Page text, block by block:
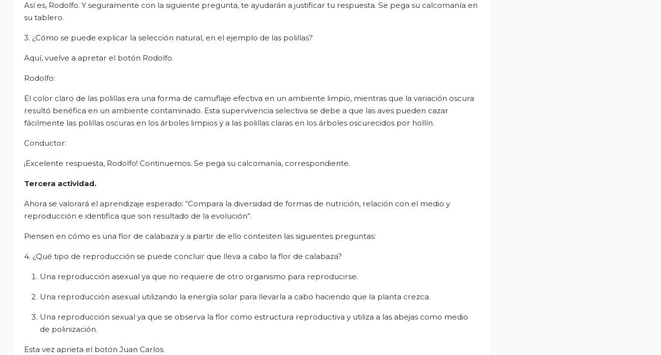
Así es, Rodolfo. Y seguramente con la siguiente pregunta, te ayudarán a justificar tu respuesta. Se pega su calcomanía en
su tablero.
3. ¿Cómo se puede explicar la selección natural, en el ejemplo de las polillas?
Aquí, vuelve a apretar el botón Rodolfo.
Rodolfo:
El color claro de las polillas era una forma de camuflaje efectiva en un ambiente limpio, mientras que la variación oscura
resultó benéfica en un ambiente contaminado. Esta supervivencia selectiva se debe a que las aves pueden cazar
fácilmente las polillas oscuras en los árboles limpios y a las polillas claras en los árboles oscurecidos por hollín.
Conductor:
¡Excelente respuesta, Rodolfo! Continuemos. Se pega su calcomanía, correspondiente.
Tercera actividad.
Ahora se valorará el aprendizaje esperado: “Compara la diversidad de formas de nutrición, relación con el medio y
reproducción e identifica que son resultado de la evolución”.
Piensen en cómo es una flor de calabaza y a partir de ello contesten las siguientes preguntas:
4. ¿Qué tipo de reproducción se puede concluir que lleva a cabo la flor de calabaza?
Una reproducción asexual ya que no requiere de otro organismo para reproducirse.
Una reproducción asexual utilizando la energía solar para llevarla a cabo haciendo que la planta crezca.
Una reproducción sexual ya que se observa la flor como estructura reproductiva y utiliza a las abejas como medio
de polinización.
Esta vez aprieta el botón Juan Carlos.